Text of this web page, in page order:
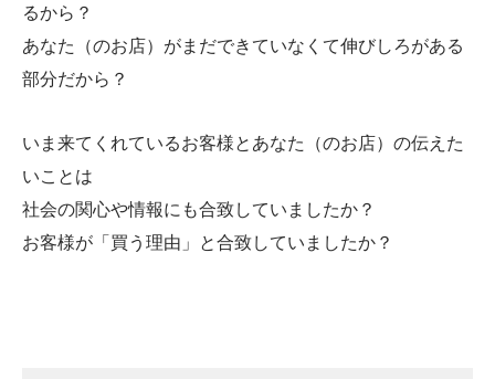
るから？
あなた（のお店）がまだできていなくて伸びしろがある
部分だから？
いま来てくれているお客様とあなた（のお店）の伝えた
いことは
社会の関心や情報にも合致していましたか？
お客様が「買う理由」と合致していましたか？